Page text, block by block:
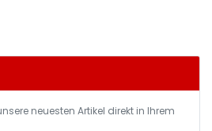
neuesten Artikel direkt in Ihrem